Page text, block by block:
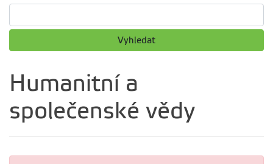
Vyhledat
Humanitní a
společenské vědy